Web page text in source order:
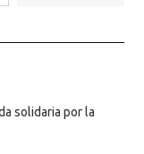
solidaria por la